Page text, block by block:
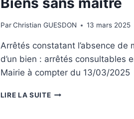
Par Christian GUESDON 13 mars 2025
Arrêtés constatant l’absence de
d’un bien : arrêtés consultables
Mairie à compter du 13/03/2025
LIRE LA SUITEBIENS